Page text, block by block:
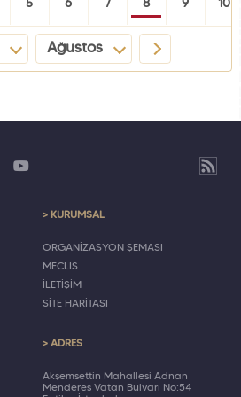
5 6 7 8 9 10
Ağustos
> KURUMSAL
ORGANİZASYON ŞEMASI
MECLİS
İLETİŞİM
SİTE HARİTASI
> ADRES
Akşemsettin Mahallesi Adnan
Menderes Vatan Bulvarı No:54